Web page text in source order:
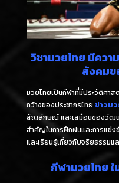
วิชามวยไทย มีคว
สังคมข
มวยไทยเป็นกีฬาที่มีประวัติศาส
กว้างของประชากรไทย ข่าวม
สัญลักษณ์ และเสมือนของวัฒน
สำคัญในการฝึกฝนและการแข่
และเรียนรู้เกี่ยวกับจริยธรรม
กีฬามวยไทย